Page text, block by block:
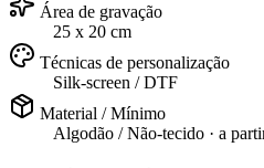
Área de gravação
25 x 20 cm
Técnicas de personalização
Silk-screen / DTF
Material / Mínimo
Algodão / Não-tecido · a